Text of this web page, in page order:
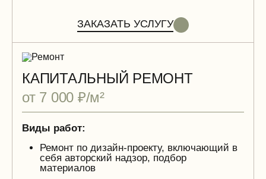
ЗАКАЗАТЬ УСЛУГУ
КАПИТАЛЬНЫЙ РЕМОНТ
от 7 000 ₽/м²
Виды работ:
Ремонт по дизайн-проекту, включающий в
себя авторский надзор, подбор
материалов